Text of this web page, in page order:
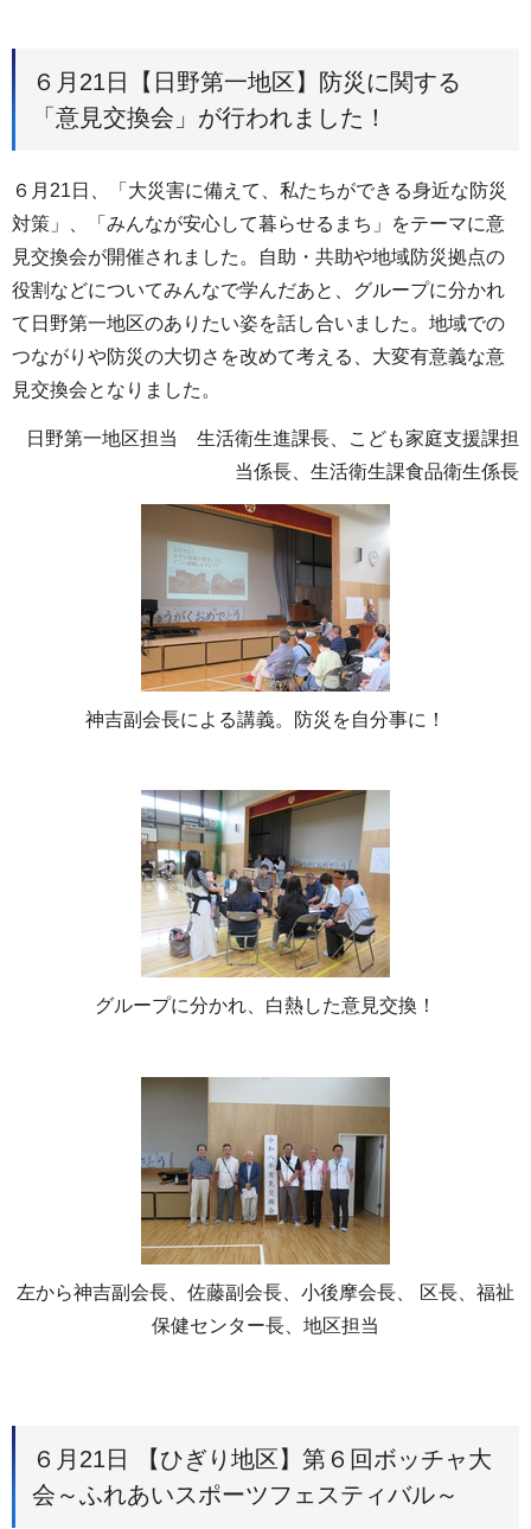
６月21日【日野第一地区】防災に関する
「意見交換会」が行われました！
６月21日、「大災害に備えて、私たちができる身近な防災
対策」、「みんなが安心して暮らせるまち」をテーマに意
見交換会が開催されました。自助・共助や地域防災拠点の
役割などについてみんなで学んだあと、グループに分かれ
て日野第一地区のありたい姿を話し合いました。地域での
つながりや防災の大切さを改めて考える、大変有意義な意
見交換会となりました。
日野第一地区担当 生活衛生進課長、こども家庭支援課担
当係長、生活衛生課食品衛生係長
神吉副会長による講義。防災を自分事に！
グループに分かれ、白熱した意見交換！
左から神吉副会長、佐藤副会長、小後摩会長、 区長、福祉
保健センター長、地区担当
６月21日 【ひぎり地区】第６回ボッチャ大
会～ふれあいスポーツフェスティバル～